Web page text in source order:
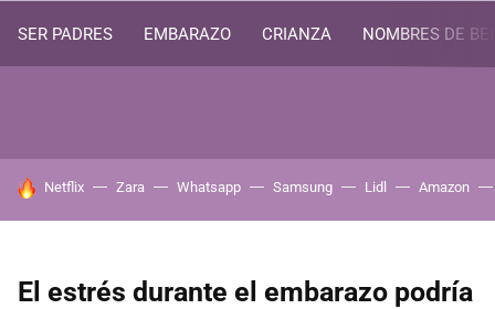
SER PADRES EMBARAZO CRIANZA NOMBRES DE
HOY SE HABLA DE
Netflix Zara Whatsapp Samsung Lidl Amazon
El estrés durante el embarazo podría